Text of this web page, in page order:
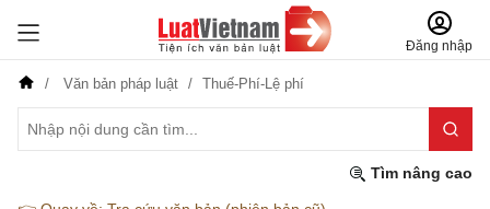
Đăng nhập
Văn bản pháp luật Thuế-Phí-Lệ phí
Tìm nâng cao